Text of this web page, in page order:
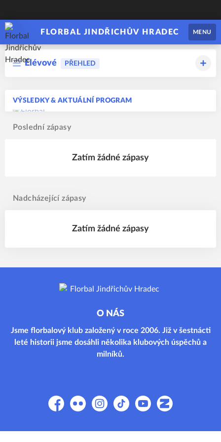
FLORBAL JINDŘICHŮV HRADEC MENU
Elévové PŘEHLED
VÝSLEDKY & AKTUÁLNÍ PROGRAM
Poslední zápasy
Zatím žádné zápasy
Nadcházející zápasy
Zatím žádné zápasy
O NÁS
Jsme florbalový klub založený v roce 2006. Již v šestnácti
leté historii jsme dosáhli několika klubových úspěchů a
milníků.
FacebookFlickr Instagram
TikTok YouTubeZonerama